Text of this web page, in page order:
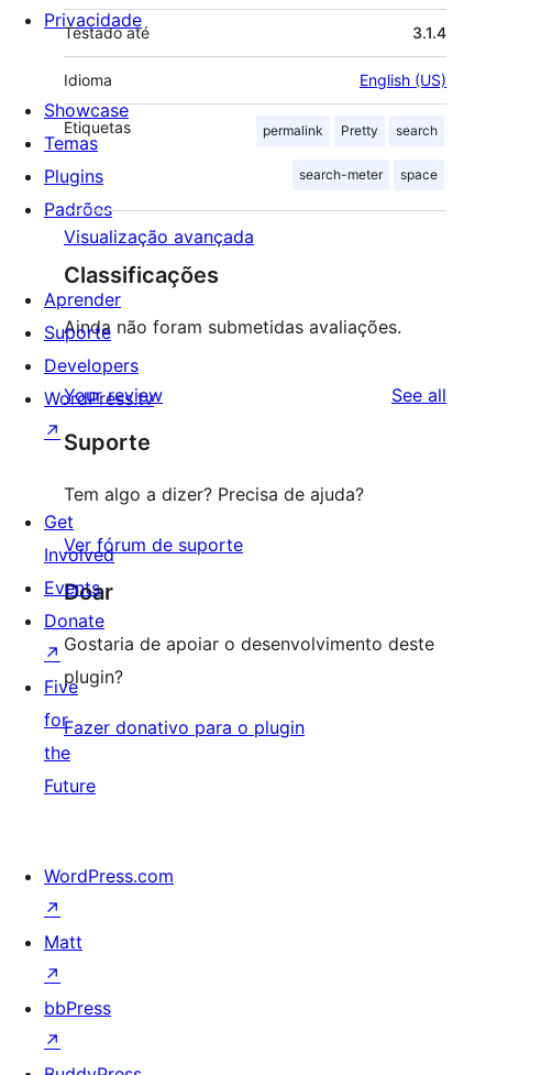
Testado até 3.1.4
Idioma English (US)
Etiquetas permalink Pretty search
search-meter space
Visualização avançada
Classificações
Ainda não foram submetidas avaliações.
Your review See all
Suporte
Tem algo a dizer? Precisa de ajuda?
Ver fórum de suporte
Doar
Gostaria de apoiar o desenvolvimento deste
plugin?
Fazer donativo para o plugin
Privacidade
Showcase
Temas
Plugins
Padrões
Aprender
Suporte
Developers
WordPress.tv
↗
Get
Involved
Events
Donate
↗
Five
for
the
Future
WordPress.com
↗
Matt
↗
bbPress
↗